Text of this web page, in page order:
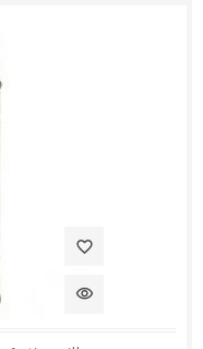
favorite_border
visibility